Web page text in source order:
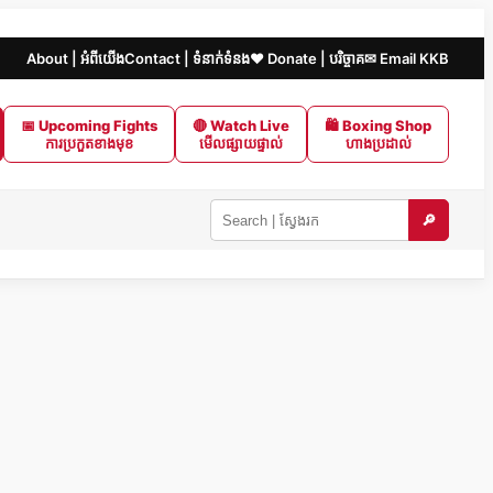
About | អំពីយើងContact | ទំនាក់ទំនង❤️ Donate | បរិច្ចាគ✉ Email KKB
📅 Upcoming Fights
ការប្រកួតខាងមុខ
🔴 Watch Live
មើលផ្សាយផ្ទាល់
🛍 Boxing Shop
ហាងប្រដាល់
Search
🔎